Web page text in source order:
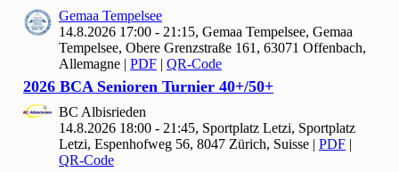
Gemaa Tempelsee
14.8.2026 17:00 - 21:15, Gemaa Tempelsee, Gemaa
Tempelsee, Obere Grenzstraße 161, 63071 Offenbach,
Allemagne | PDF | QR-Code
2026 BCA Senioren Turnier 40+/50+
BC Albisrieden
14.8.2026 18:00 - 21:45, Sportplatz Letzi, Sportplatz
Letzi, Espenhofweg 56, 8047 Zürich, Suisse | PDF |
QR-Code